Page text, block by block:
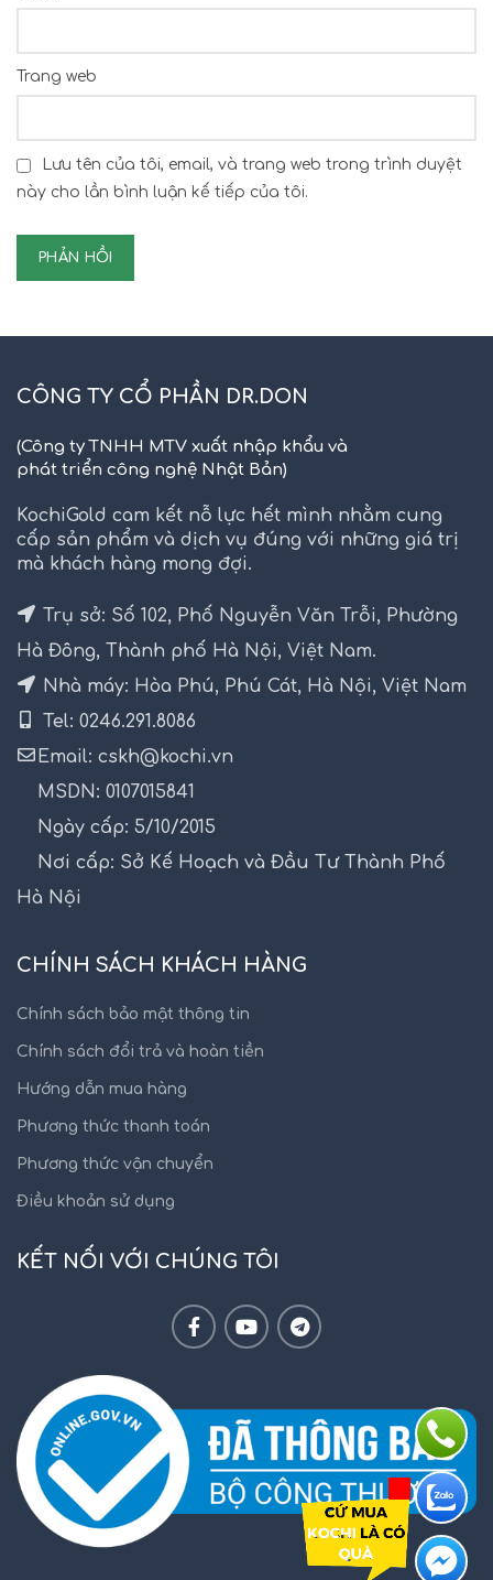
Trang web
Lưu tên của tôi, email, và trang web trong trình duyệt
này cho lần bình luận kế tiếp của tôi.
CÔNG TY CỔ PHẦN DR.DON
(Công ty TNHH MTV xuất nhập khẩu và
phát triển công nghệ Nhật Bản)
KochiGold cam kết nỗ lực hết mình nhằm cung
cấp sản phẩm và dịch vụ đúng với những giá trị
mà khách hàng mong đợi.
Trụ sở: Số 102, Phố Nguyễn Văn Trỗi, Phường
Hà Đông, Thành phố Hà Nội, Việt Nam.
Nhà máy: Hòa Phú, Phú Cát, Hà Nội, Việt Nam
Tel: 0246.291.8086
Email: cskh@kochi.vn
MSDN: 0107015841
Ngày cấp: 5/10/2015
Nơi cấp: Sở Kế Hoạch và Đầu Tư Thành Phố
Hà Nội
CHÍNH SÁCH KHÁCH HÀNG
Chính sách bảo mật thông tin
Chính sách đổi trả và hoàn tiền
Hướng dẫn mua hàng
Phương thức thanh toán
Phương thức vận chuyển
Điều khoản sử dụng
KẾT NỐI VỚI CHÚNG TÔI